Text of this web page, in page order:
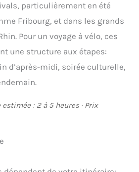
particulièrement en été
Fribourg, et dans les grands
Pour un voyage à vélo, ces
une structure aux étapes:
d’après-midi, soirée culturelle,
estimée : 2 à 5 heures · Prix